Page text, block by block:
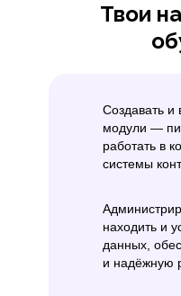
Твои
Создавать и
модули —
работать в
системы
находить и
данных,
и надёжную